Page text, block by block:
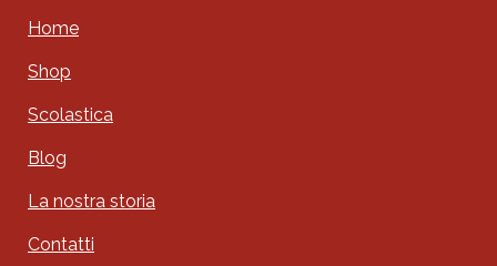
Home
Shop
Scolastica
Blog
La nostra storia
Contatti